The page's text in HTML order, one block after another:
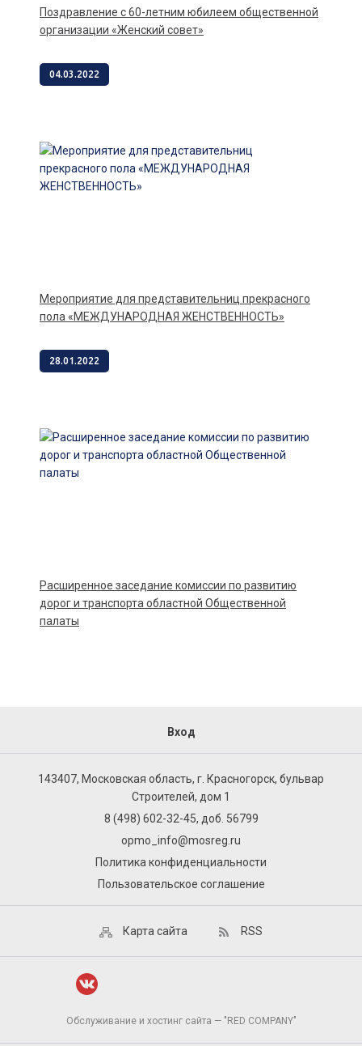
Поздравление с 60-летним юбилеем общественной
организации «Женский совет»
04.03.2022
Мероприятие для представительниц прекрасного
пола «МЕЖДУНАРОДНАЯ ЖЕНСТВЕННОСТЬ»
28.01.2022
Расширенное заседание комиссии по развитию
дорог и транспорта областной Общественной
палаты
Вход
143407, Московская область, г. Красногорск, бульвар
Строителей, дом 1
8 (498) 602-32-45, доб. 56799
opmo_info@mosreg.ru
Политика конфиденциальности
Пользовательское соглашение
Карта сайта RSS
Обслуживание и хостинг сайта — "RED COMPANY"